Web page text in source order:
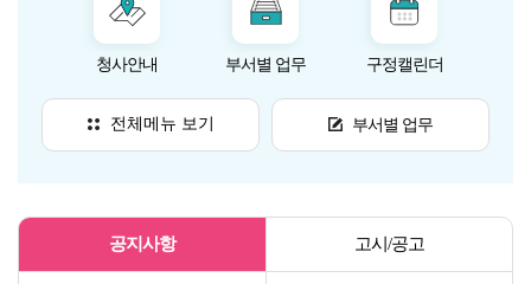
전체메뉴 보기 부서별 업무
청사안내 부서별 업무 구정캘린더
게
공지사항 고시/공고